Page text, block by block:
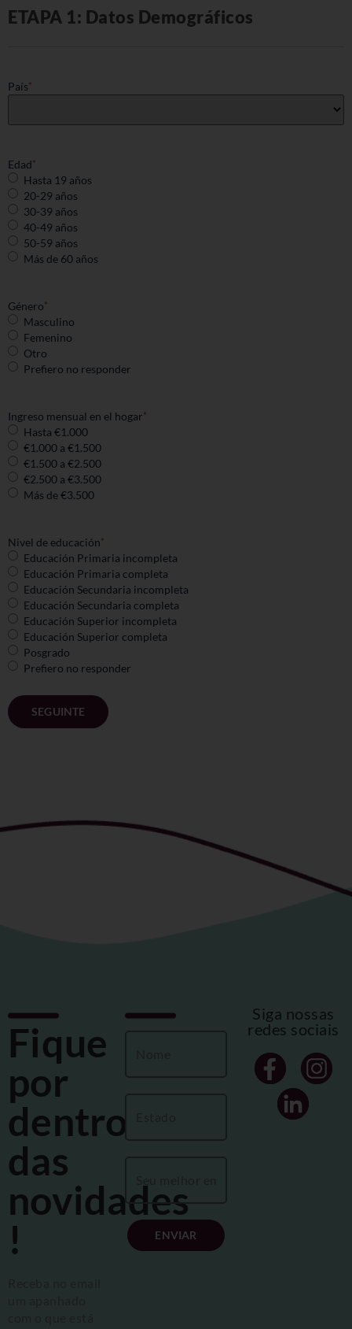
ETAPA 1: Datos Demográficos
País*
Edad*
Hasta 19 años
20-29 años
30-39 años
40-49 años
50-59 años
Más de 60 años
Género*
Masculino
Femenino
Otro
Prefiero no responder
Ingreso mensual en el hogar*
Hasta €1.000
€1.000 a €1.500
€⁠1.500 a €2.500
€2.500 a €3.500
Más de €3.500
Nivel de educación*
Educación Primaria incompleta
Educación Primaria completa
Educación Secundaria incompleta
Educación Secundaria completa
Educación Superior incompleta
Educación Superior completa
Posgrado
Prefiero no responder
Fique
por
dentro
das
novidades
!
ENVIAR
Siga nossas
redes sociais